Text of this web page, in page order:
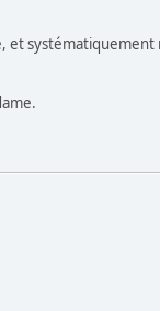
et systématiquement